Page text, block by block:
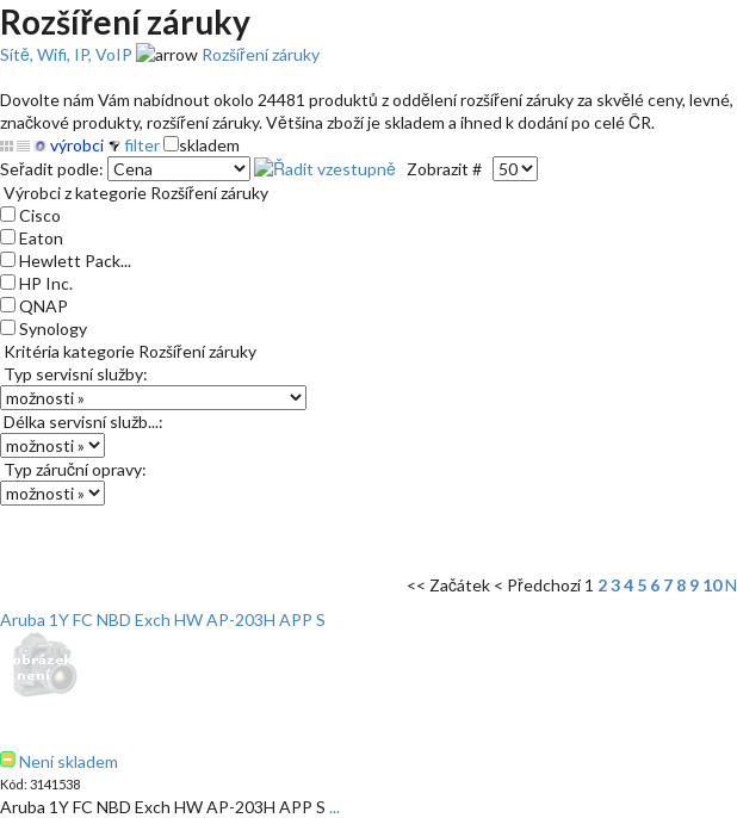
Rozšíření záruky
Sítě, Wifi, IP, VoIP Rozšíření záruky
Dovolte nám Vám nabídnout okolo 24481 produktů z oddělení rozšíření záruky za skvělé ceny,
značkové produkty, rozšíření záruky. Většina zboží je skladem a ihned k dodání po celé ČR.
výrobci
filter
skladem
Seřadit podle:
Zobrazit #
Výrobci z kategorie Rozšíření záruky
Cisco
Eaton
Hewlett Pack...
HP Inc.
QNAP
Synology
Kritéria kategorie Rozšíření záruky
Typ servisní služby:
Délka servisní služb...:
Typ záruční opravy:
<< Začátek < Předchozí 1 234 5 6 7 8 9 10
Aruba 1Y FC NBD Exch HW AP-203H APP S
Není skladem
Kód: 3141538
Aruba 1Y FC NBD Exch HW AP-203H APP S ...